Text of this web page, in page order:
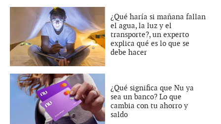
¿Qué haría si mañana fallan
el agua, la luz y el
transporte?, un experto
explica qué es lo que se
debe hacer
¿Qué significa que Nu ya
sea un banco? Lo que
cambia con tu ahorro y
saldo